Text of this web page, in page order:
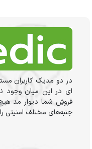
در دو مدیک کاربران
ای در این میان وجود
فروشِ شما دیوار مد
جنبه‌های مختلف امنیتی